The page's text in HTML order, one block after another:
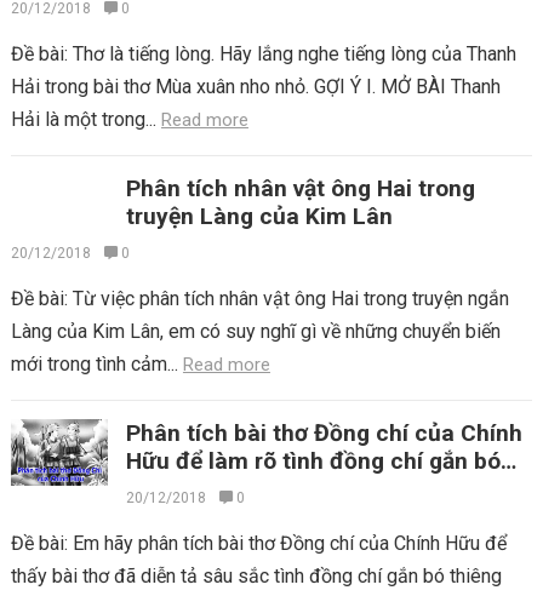
20/12/2018 0
Đề bài: Thơ là tiếng lòng. Hãy lắng nghe tiếng lòng của Thanh
Hải trong bài thơ Mùa xuân nho nhỏ. GỢI Ý I. MỞ BÀI Thanh
Hải là một trong... Read more
Phân tích nhân vật ông Hai trong
truyện Làng của Kim Lân
20/12/2018 0
Đề bài: Từ việc phân tích nhân vật ông Hai trong truyện ngắn
Làng của Kim Lân, em có suy nghĩ gì về những chuyển biến
mới trong tình cảm... Read more
Phân tích bài thơ Đồng chí của Chính
Hữu để làm rõ tình đồng chí gắn bó
của anh bộ đội
20/12/2018 0
Đề bài: Em hãy phân tích bài thơ Đồng chí của Chính Hữu để
thấy bài thơ đã diễn tả sâu sắc tình đồng chí gắn bó thiêng